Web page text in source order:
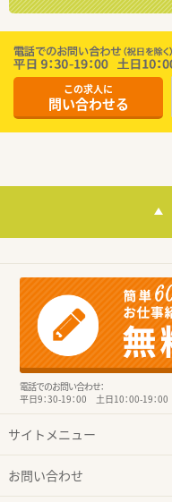
この求人に
問い合わせる
電話でのお問い合わせ：
平日9：30-19：00 土日10：00-19：00
サイトメニュー
お問い合わせ